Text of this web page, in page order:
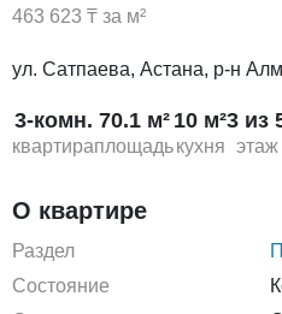
463 623 ₸ за м²
ул. Сатпаева, Астана, р-н
3-комн.
квартира
70.1 м²
площадь
10 м²
кухня
3 из
этаж
О квартире
Раздел
Состояние